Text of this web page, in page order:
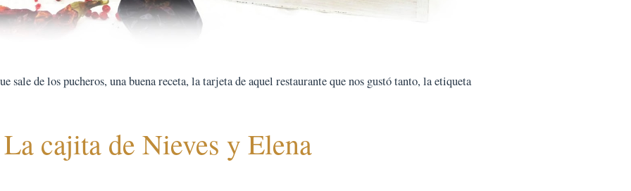
sale de los pucheros, una buena receta, la tarjeta de aquel restaurante que nos gustó tanto, la etiqueta
La cajita de Nieves y Elena